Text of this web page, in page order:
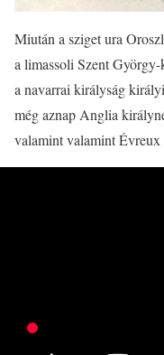
Miután a sziget ura
a limassoli Szent
a navarrai királyság
még aznap Anglia
valamint valamint Évreux